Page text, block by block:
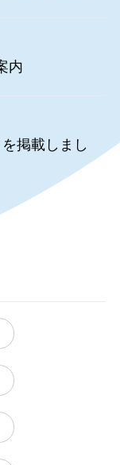
内
掲載しまし